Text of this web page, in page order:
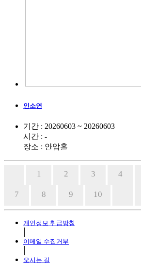
인소연
기간 : 20260603 ~ 20260603
시간 : -
장소 : 안암홀
1 2 3 4
7 8 9 10
개인정보 취급방침
이메일 수집거부
오시는 길